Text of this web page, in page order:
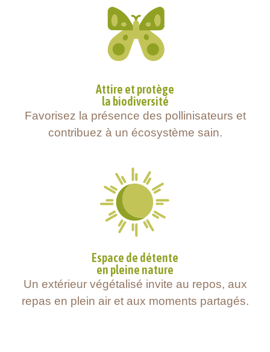
Attire et protège
la biodiversité
Favorisez la présence des pollinisateurs et
contribuez à un écosystème sain.
Espace de détente
en pleine nature
Un extérieur végétalisé invite au repos, aux
repas en plein air et aux moments partagés.